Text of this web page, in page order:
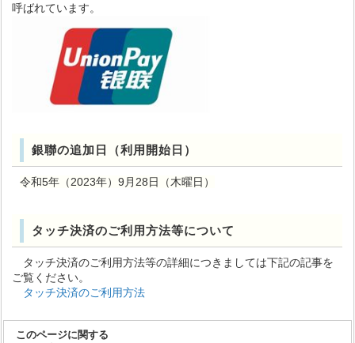
呼ばれています。
銀聯の追加日（利用開始日）
令和5年（2023年）9月28日（木曜日）
タッチ決済のご利用方法等について
タッチ決済のご利用方法等の詳細につきましては下記の記事を
ご覧ください。
タッチ決済のご利用方法
このページに関する